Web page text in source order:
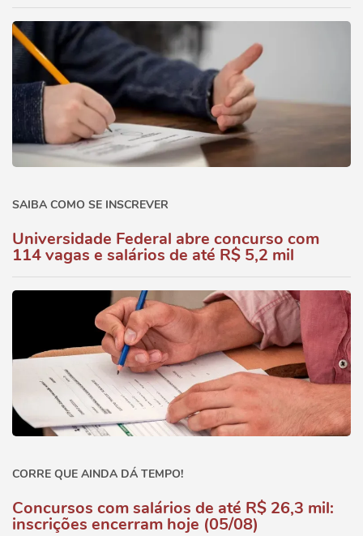
SAIBA COMO SE INSCREVER
Universidade Federal abre concurso com
114 vagas e salários de até R$ 5,2 mil
CORRE QUE AINDA DÁ TEMPO!
Concursos com salários de até R$ 26,3 mil:
inscrições encerram hoje (05/08)